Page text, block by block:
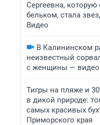
Сергеевна, которую
бельком, стала
Видео
В Калининском
неизвестный
с женщины — видео
Тигры на пляже и
в дикой природе:
самых красивых
Приморского края